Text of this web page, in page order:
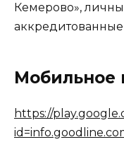
Кемерово»,
Мобильное
https://